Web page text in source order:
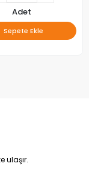
Adet
Sepete Ekle
ulaşır.